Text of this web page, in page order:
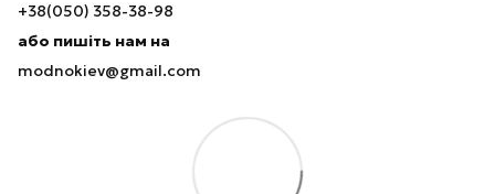
+38(050) 358-38-98
або пишіть нам на
modnokiev@gmail.com